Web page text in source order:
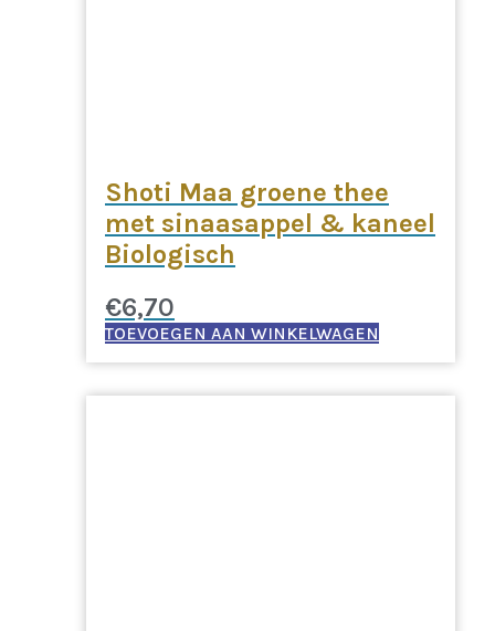
Shoti Maa groene thee
met sinaasappel & kaneel
Biologisch
€6,70
TOEVOEGEN AAN WINKELWAGEN